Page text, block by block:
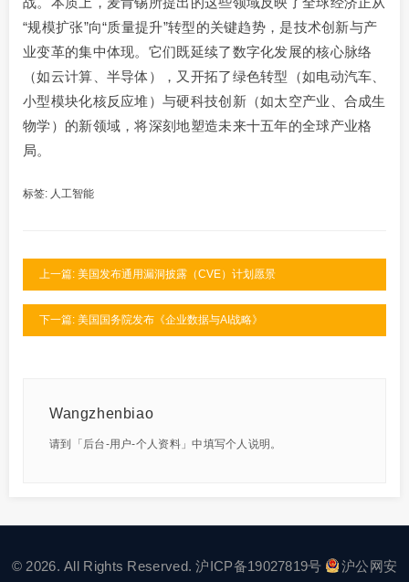
“规模扩张”向“质量提升”转型的关键趋势，是技术创新与产
业变革的集中体现。它们既延续了数字化发展的核心脉络
（如云计算、半导体），又开拓了绿色转型（如电动汽车、
小型模块化核反应堆）与硬科技创新（如太空产业、合成生
物学）的新领域，将深刻地塑造未来十五年的全球产业格
局。
标签: 人工智能
上一篇: 美国发布通用漏洞披露（CVE）计划愿景
下一篇: 美国国务院发布《企业数据与AI战略》
Wangzhenbiao
请到「后台-用户-个人资料」中填写个人说明。
© 2026. All Rights Reserved.沪ICP备19027819号 沪公网安